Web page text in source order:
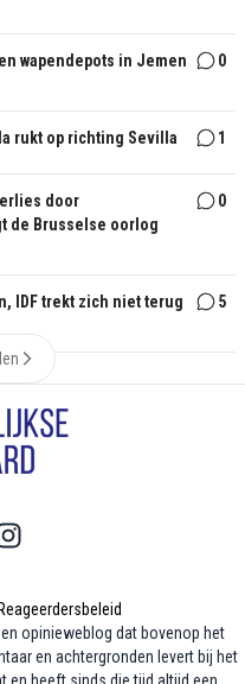
wapendepots in Jemen
0
rukt op richting Sevilla 1
door
de Brusselse oorlog
0
IDF trekt zich niet terug 5
Reageerdersbeleid
opinieweblog dat bovenop het
en achtergronden levert bij het